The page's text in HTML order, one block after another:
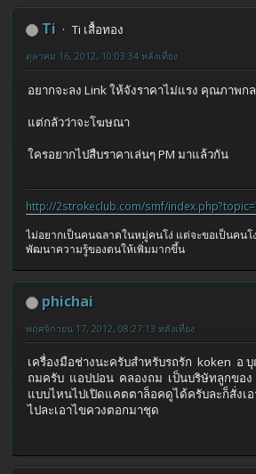
Ti
Ti เสื้อทอง
ตุลาคม 16, 2012, 10:03:34 หลังเที่ยง
อยากจะลง Link ให้จังราคาไม่แรง คุณภาพก
แต่กลัวว่าจะโฆษณา
ใครอยากไปสืบราคาเล่นๆ PM มาแล้วกัน
http://2strokeclub.com/smf/
ไม่อยากเป็นคนฉลาดในหมู่คนโง่ แต่จะขอเป็นคน
พัฒนาความรู้ของตนให้เพิ่มมากขึ้น
phichai
พฤศจิกายน 17, 2012, 08:27:13 หลังเที่ยง
เครื่องมือช่างนะครับสำหรับรถรัก koken อ
ถมครับ แอปปอน คลองถม เป็นบริษัทลูกของ
แบบไหนไปเปิดแคตตาล็อคดูได้ครับละก็สั่งเอ
ไปละเอาไขควงตอกมาชุด